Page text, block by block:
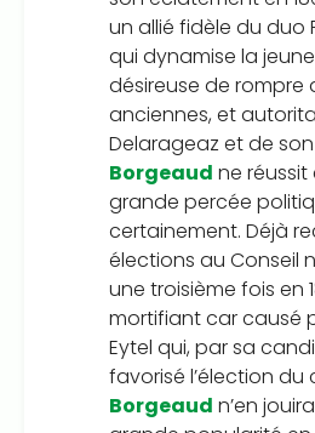
un allié fidèle du duo
qui dynamise la
désireuse de rompre
anciennes, et
Delarageaz et de
Borgeaud ne
grande percée
certainement. Déjà
élections au Conseil
une troisième fois en
mortifiant car causé
Eytel qui, par sa
favorisé l’élection
Borgeaud n’en